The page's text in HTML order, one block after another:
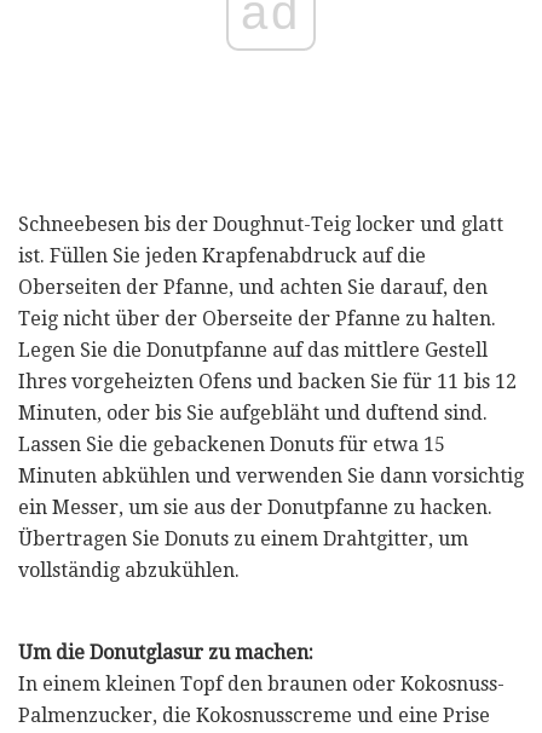
ad
Schneebesen bis der Doughnut-Teig locker und glatt
ist. Füllen Sie jeden Krapfenabdruck auf die
Oberseiten der Pfanne, und achten Sie darauf, den
Teig nicht über der Oberseite der Pfanne zu halten.
Legen Sie die Donutpfanne auf das mittlere Gestell
Ihres vorgeheizten Ofens und backen Sie für 11 bis 12
Minuten, oder bis Sie aufgebläht und duftend sind.
Lassen Sie die gebackenen Donuts für etwa 15
Minuten abkühlen und verwenden Sie dann vorsichtig
ein Messer, um sie aus der Donutpfanne zu hacken.
Übertragen Sie Donuts zu einem Drahtgitter, um
vollständig abzukühlen.
Um die Donutglasur zu machen:
In einem kleinen Topf den braunen oder Kokosnuss-
Palmenzucker, die Kokosnusscreme und eine Prise